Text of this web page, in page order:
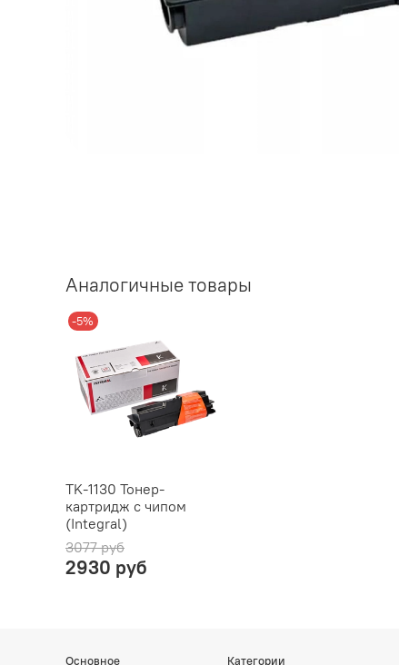
Аналогичные товары
-5%
TK-1130 Тонер-
картридж с чипом
(Integral)
3077 руб
2930 руб
Основное Категории